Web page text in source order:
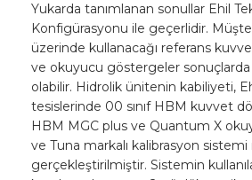
Yukarda tanımlanan sonullar Ehil
Konfigürasyonu ile geçerlidir.
üzerinde kullanacağı referans
ve okuyucu göstergeler
olabilir. Hidrolik ünitenin kabiliyeti,
tesislerinde 00 sınıf HBM kuvvet
HBM MGC plus ve Quantum X
ve Tuna markalı kalibrasyon sistemi
gerçekleştirilmiştir. Sistemin